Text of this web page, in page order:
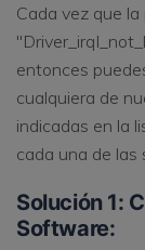
Cada vez que
entonces
cualquiera de
indicadas en la
cada una de las
Solución 1:
Software: